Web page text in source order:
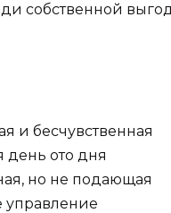
собственной
и бесчувственная
день ото дня
но не подающая
управление